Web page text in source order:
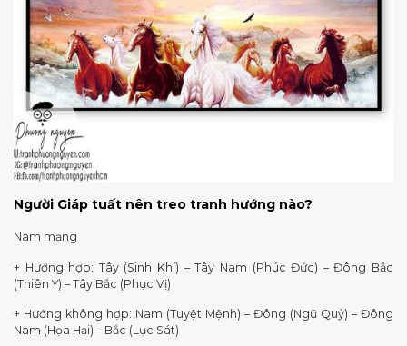
Người Giáp tuất nên treo tranh hướng nào?
Nam mạng
+ Hướng hợp: Tây (Sinh Khí) – Tây Nam (Phúc Đức) – Đông Bắc
(Thiên Y) – Tây Bắc (Phục Vị)
+ Hướng không hợp: Nam (Tuyệt Mệnh) – Đông (Ngũ Quỷ) – Đông
Nam (Họa Hại) – Bắc (Lục Sát)